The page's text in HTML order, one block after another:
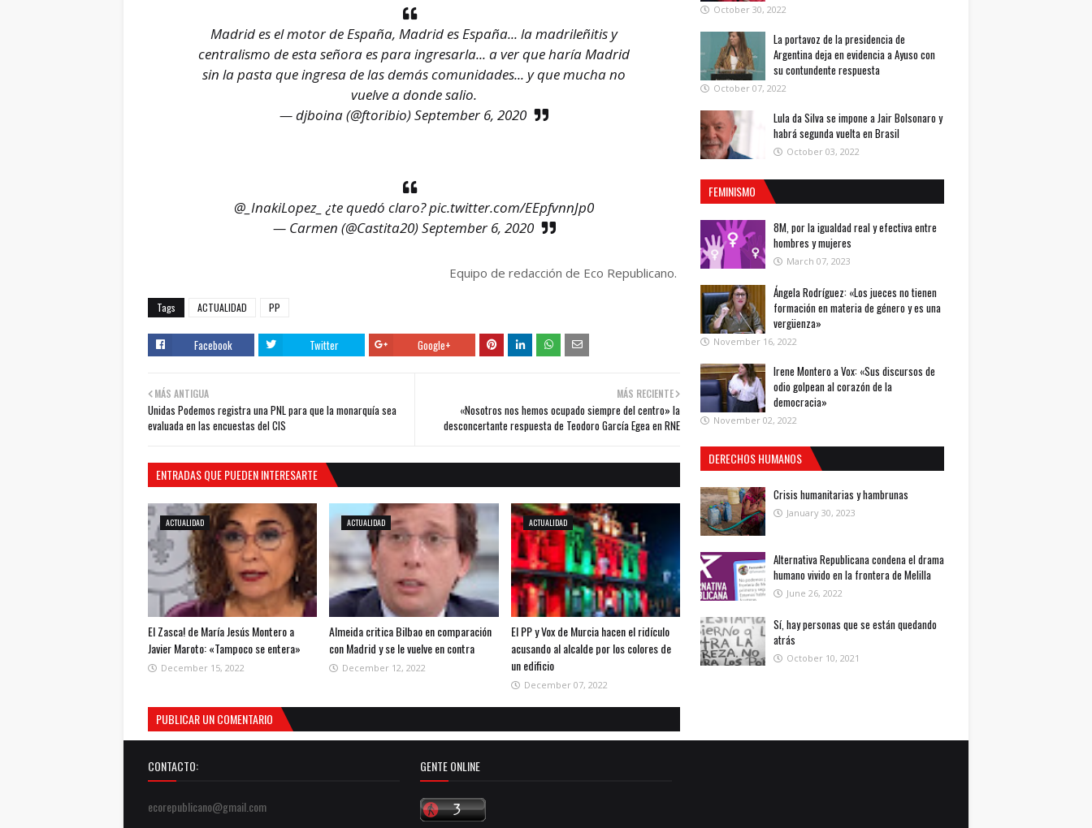
Madrid es el motor de España, Madrid es España... la madrileñitis y
centralismo de esta señora es para ingresarla... a ver que haría Madrid
sin la pasta que ingresa de las demás comunidades... y que mucha no
vuelve a donde salio.
— djboina (@ftoribio)September 6, 2020
@_InakiLopez_ ¿te quedó claro?pic.twitter.com/EEpfvnnJp0
— Carmen (@Castita20)September 6, 2020
Equipo de redacción de Eco Republicano.
Tags ACTUALIDAD PP
Facebook Twitter Google+
MÁS RECIENTE
«Nosotros nos hemos ocupado siempre del centro» la
desconcertante respuesta de Teodoro García Egea en RNE
MÁS ANTIGUA
Unidas Podemos registra una PNL para que la monarquía sea
evaluada en las encuestas del CIS
ENTRADAS QUE PUEDEN INTERESARTE
ACTUALIDAD
El Zasca! de María Jesús Montero a
Javier Maroto: «Tampoco se entera»
December 15, 2022
ACTUALIDAD
Almeida critica Bilbao en comparación
con Madrid y se le vuelve en contra
December 12, 2022
ACTUALIDAD
El PP y Vox de Murcia hacen el ridículo
acusando al alcalde por los colores de
un edificio
December 07, 2022
PUBLICAR UN COMENTARIO
October 30, 2022
La portavoz de la presidencia de
Argentina deja en evidencia a Ayuso con
su contundente respuesta
October 07, 2022
Lula da Silva se impone a Jair Bolsonaro y
habrá segunda vuelta en Brasil
October 03, 2022
FEMINISMO
8M, por la igualdad real y efectiva entre
hombres y mujeres
March 07, 2023
Ángela Rodríguez: «Los jueces no tienen
formación en materia de género y es una
vergüenza»
November 16, 2022
Irene Montero a Vox: «Sus discursos de
odio golpean al corazón de la
democracia»
November 02, 2022
DERECHOS HUMANOS
Crisis humanitarias y hambrunas
January 30, 2023
Alternativa Republicana condena el drama
humano vivido en la frontera de Melilla
June 26, 2022
Sí, hay personas que se están quedando
atrás
October 10, 2021
CONTACTO:
ecorepublicano@gmail.com
GENTE ONLINE